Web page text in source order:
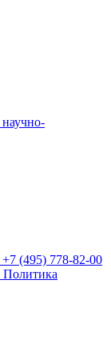
научно-
+7 (495) 778-82-00
Политика